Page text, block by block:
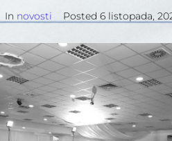
In novosti Posted 6 listopada,